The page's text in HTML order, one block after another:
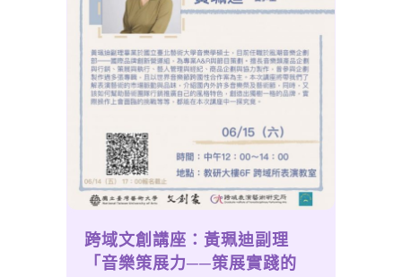
跨域文創講座：黃珮迪副理
「音樂策展力──策展實踐的